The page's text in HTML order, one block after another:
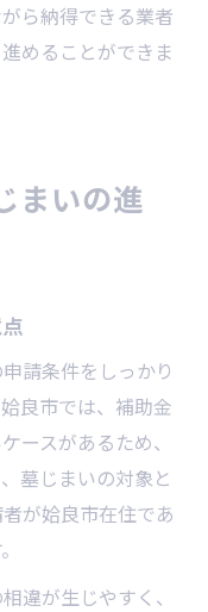
ら納得できる業者
めることができま
まいの進
請条件をしっかり
良市では、補助金
ースがあるため、
墓じまいの対象と
が姶良市在住であ
違が生じやすく、